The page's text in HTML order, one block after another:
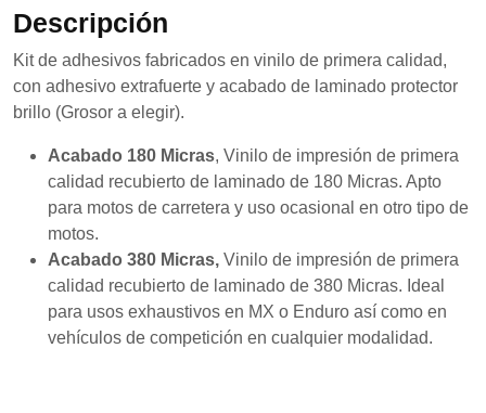
Descripción
Kit de adhesivos fabricados en vinilo de primera calidad,
con adhesivo extrafuerte y acabado de laminado protector
brillo (Grosor a elegir).
Acabado 180 Micras, Vinilo de impresión de primera
calidad recubierto de laminado de 180 Micras. Apto
para motos de carretera y uso ocasional en otro tipo de
motos.
Acabado 380 Micras, Vinilo de impresión de primera
calidad recubierto de laminado de 380 Micras. Ideal
para usos exhaustivos en MX o Enduro así como en
vehículos de competición en cualquier modalidad.
se usa la
web.
Experiencia
Para que
funcione lo
mejor posible
durante tu
visita. Si
rechaza estas
cookies,
algunas
desaparecerán
de la web.